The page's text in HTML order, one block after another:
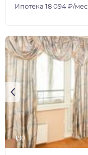
Ипотека 18 094 ₽/мес.
1/10